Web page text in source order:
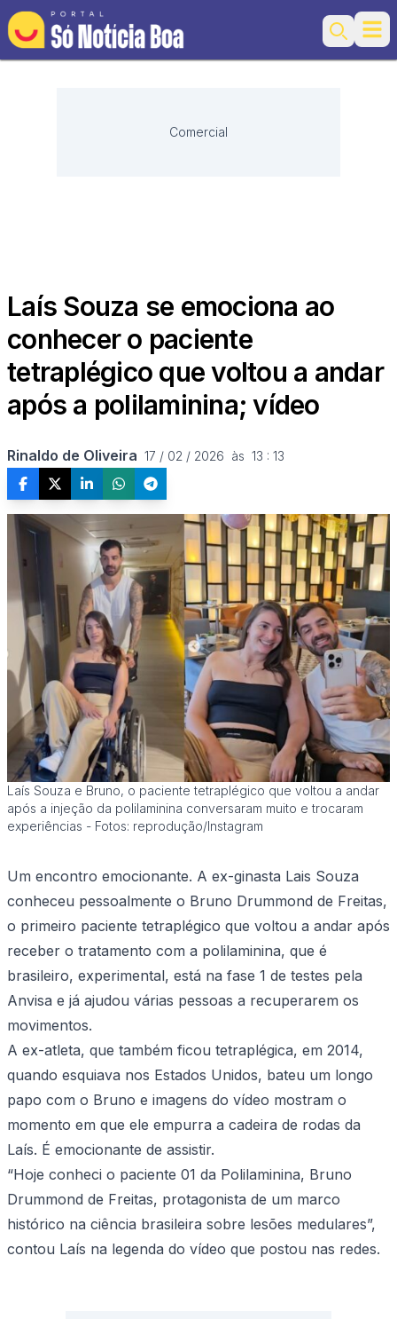
Search
Comercial
Laís Souza se emociona ao
conhecer o paciente
tetraplégico que voltou a andar
após a polilaminina; vídeo
Rinaldo de Oliveira 17 / 02 / 2026  às  13 : 13
Laís Souza e Bruno, o paciente tetraplégico que voltou a andar
após a injeção da polilaminina conversaram muito e trocaram
experiências - Fotos: reprodução/Instagram
Um encontro emocionante. A ex-ginasta Lais Souza
conheceu pessoalmente o Bruno Drummond de Freitas,
o primeiro paciente tetraplégico que voltou a andar após
receber o tratamento com a polilaminina, que é
brasileiro, experimental, está na fase 1 de testes pela
Anvisa e já ajudou várias pessoas a recuperarem os
movimentos.
A ex-atleta, que também ficou tetraplégica, em 2014,
quando esquiava nos Estados Unidos, bateu um longo
papo com o Bruno e imagens do vídeo mostram o
momento em que ele empurra a cadeira de rodas da
Laís. É emocionante de assistir.
“Hoje conheci o paciente 01 da Polilaminina, Bruno
Drummond de Freitas, protagonista de um marco
histórico na ciência brasileira sobre lesões medulares”,
contou Laís na legenda do vídeo que postou nas redes.